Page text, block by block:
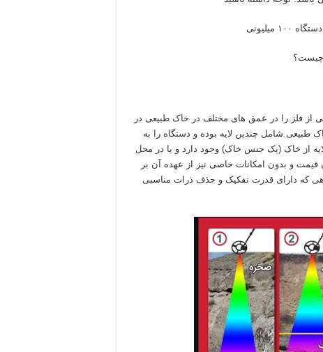
از فلز را در عمق های مختلف در خاک طبیعی در
طبیعی شامل چندین لایه بوده و دستگاه را به
از خاک (یک جنس خاک) وجود دارد و یا در محل
و بدون امکانات خاصی نیز از عهده آن بر
که دارای قدرت تفکیک و حذف ذرات مناسبی